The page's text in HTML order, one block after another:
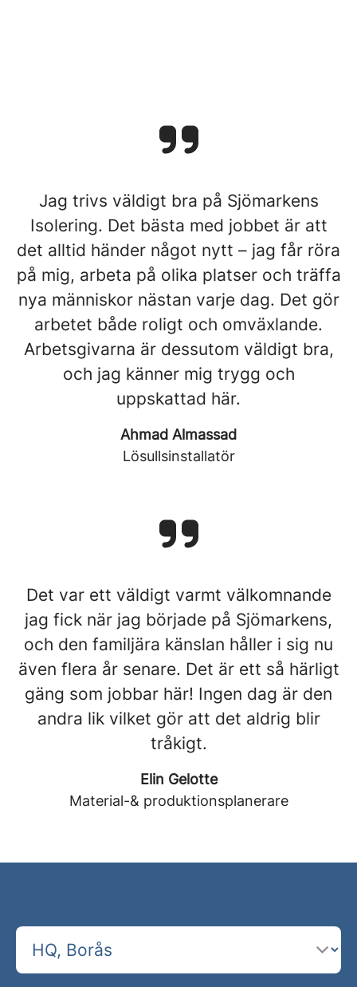
Jag trivs väldigt bra på Sjömarkens
Isolering. Det bästa med jobbet är att
det alltid händer något nytt – jag får röra
på mig, arbeta på olika platser och träffa
nya människor nästan varje dag. Det gör
arbetet både roligt och omväxlande.
Arbetsgivarna är dessutom väldigt bra,
och jag känner mig trygg och
uppskattad här.
Ahmad Almassad
Lösullsinstallatör
Det var ett väldigt varmt välkomnande
jag fick när jag började på Sjömarkens,
och den familjära känslan håller i sig nu
även flera år senare. Det är ett så härligt
gäng som jobbar här! Ingen dag är den
andra lik vilket gör att det aldrig blir
tråkigt.
Elin Gelotte
Material-& produktionsplanerare